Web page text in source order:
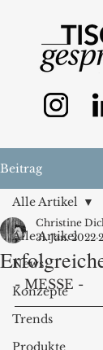
Beitrag
Alle Artikel
News
Konzepte
Trends
Produkte
Alle Artikel
Christine
31. Jan. 2022
- MESSE -